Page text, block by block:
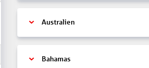
Australien
Bahamas